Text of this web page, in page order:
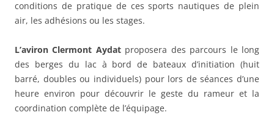
conditions de pratique de ces sports nautiques de plein
air, les adhésions ou les stages.
L’aviron Clermont Aydatproposera des parcours le long
des berges du lac à bord de bateaux d’initiation (huit
barré, doubles ou individuels) pour lors de séances d’une
heure environ pour découvrir le geste du rameur et la
coordination complète de l’équipage.